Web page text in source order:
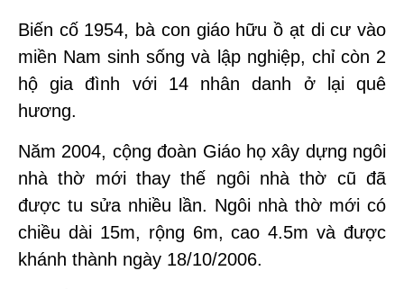
Biến cố 1954, bà con giáo hữu ồ ạt di cư vào
miền Nam sinh sống và lập nghiệp, chỉ còn 2
hộ gia đình với 14 nhân danh ở lại quê
hương.
Năm 2004, cộng đoàn Giáo họ xây dựng ngôi
nhà thờ mới thay thế ngôi nhà thờ cũ đã
được tu sửa nhiều lần. Ngôi nhà thờ mới có
chiều dài 15m, rộng 6m, cao 4.5m và được
khánh thành ngày 18/10/2006.